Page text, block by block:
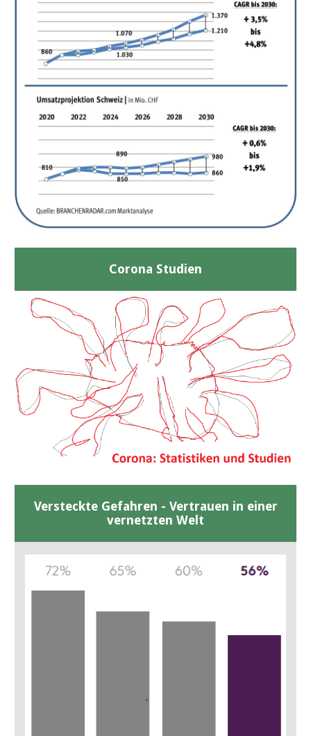
Corona Studien
Versteckte Gefahren - Vertrauen in einer
vernetzten Welt